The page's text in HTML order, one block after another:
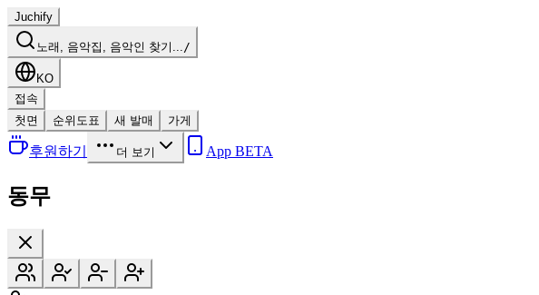
Juchify
노래, 음악집, 음악인 찾기.../
KO
접속
첫면
순위도표 새 발매 가게
후원하기 더 보기 App BETA
동무